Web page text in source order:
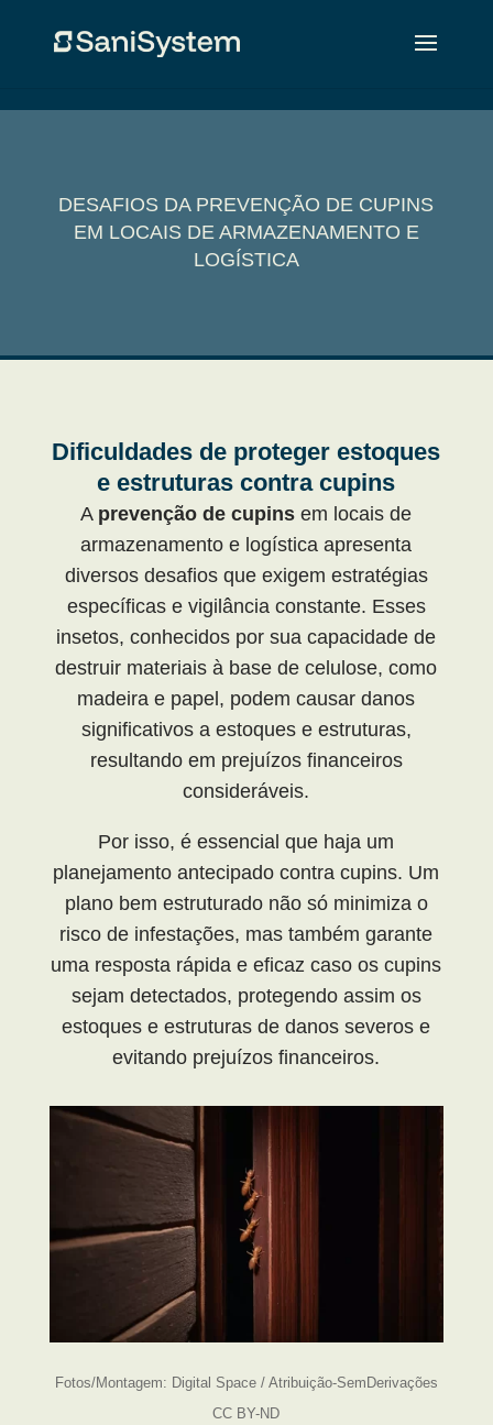
DESAFIOS DA PREVENÇÃO DE CUPINS
EM LOCAIS DE ARMAZENAMENTO E
LOGÍSTICA
Dificuldades de proteger estoques
e estruturas contra cupins
A prevenção de cupins em locais de
armazenamento e logística apresenta
diversos desafios que exigem estratégias
específicas e vigilância constante. Esses
insetos, conhecidos por sua capacidade de
destruir materiais à base de celulose, como
madeira e papel, podem causar danos
significativos a estoques e estruturas,
resultando em prejuízos financeiros
consideráveis.
Por isso, é essencial que haja um
planejamento antecipado contra cupins. Um
plano bem estruturado não só minimiza o
risco de infestações, mas também garante
uma resposta rápida e eficaz caso os cupins
sejam detectados, protegendo assim os
estoques e estruturas de danos severos e
evitando prejuízos financeiros.
Fotos/Montagem: Digital Space / Atribuição-SemDerivações
CC BY-ND